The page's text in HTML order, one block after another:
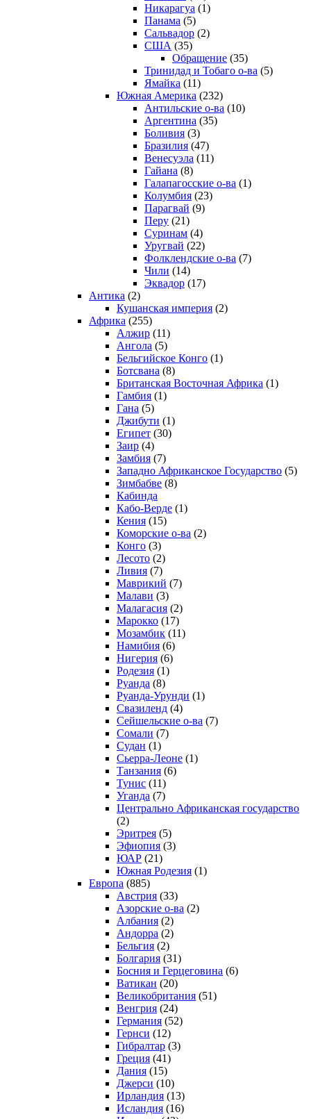
Никарагуа (1)
Панама (5)
Сальвадор (2)
США (35)
Обращение (35)
Тринидад и Тобаго о-ва (5)
Ямайка (11)
Южная Америка (232)
Антильские о-ва (10)
Аргентина (35)
Боливия (3)
Бразилия (47)
Венесуэла (11)
Гайана (8)
Галапагосские о-ва (1)
Колумбия (23)
Парагвай (9)
Перу (21)
Суринам (4)
Уругвай (22)
Фолклендские о-ва (7)
Чили (14)
Эквадор (17)
Антика (2)
Кушанская империя (2)
Африка (255)
Алжир (11)
Ангола (5)
Бельгийское Конго (1)
Ботсвана (8)
Британская Восточная Африка (1)
Гамбия (1)
Гана (5)
Джибути (1)
Египет (30)
Заир (4)
Замбия (7)
Западно Африканское Государство (5)
Зимбабве (8)
Кабинда
Кабо-Верде (1)
Кения (15)
Коморские о-ва (2)
Конго (3)
Лесото (2)
Ливия (7)
Маврикий (7)
Малави (3)
Малагасия (2)
Марокко (17)
Мозамбик (11)
Намибия (6)
Нигерия (6)
Родезия (1)
Руанда (8)
Руанда-Урунди (1)
Свазиленд (4)
Сейшельские о-ва (7)
Сомали (7)
Судан (1)
Сьерра-Леоне (1)
Танзания (6)
Тунис (11)
Уганда (7)
Центрально Африканская государство
(2)
Эритрея (5)
Эфиопия (3)
ЮАР (21)
Южная Родезия (1)
Европа (885)
Австрия (33)
Азорские о-ва (2)
Албания (2)
Андорра (2)
Бельгия (2)
Болгария (31)
Босния и Герцеговина (6)
Ватикан (20)
Великобритания (51)
Венгрия (24)
Германия (52)
Гернси (12)
Гибралтар (3)
Греция (41)
Дания (15)
Джерси (10)
Ирландия (13)
Исландия (16)